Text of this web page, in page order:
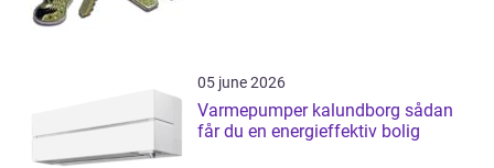
05 june 2026
Varmepumper kalundborg sådan
får du en energieffektiv bolig